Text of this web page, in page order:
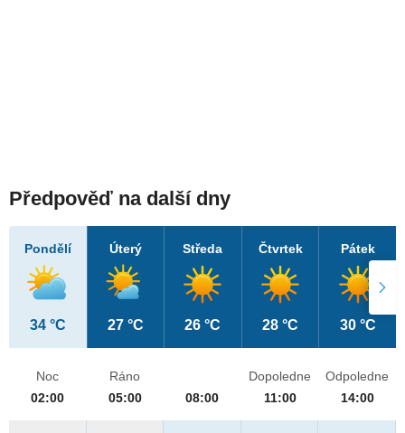
Předpověď na další dny
Pondělí
34 °C
Úterý
27 °C
Středa
26 °C
Čtvrtek
28 °C
Pátek
30 °C
Noc
02:00
Ráno
05:00
08:00
Dopoledne
11:00
Odpoledne
14:00